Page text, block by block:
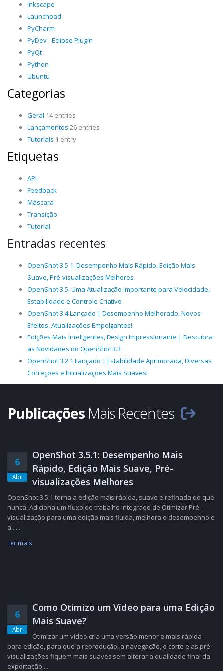
Inkscape
Launchpad
PyCharm
PyDev - Eclipse Plugin
PyQt
Python
Ubuntu
Categorias
Geral 14 entries
Lançamentos 26 entries
Tutoriais 1 entry
Etiquetas
API
Feedback
Máscara
Transição
Tutorial
Entradas recentes
OpenShot 3.5.1: Desempenho Mais Rápido, Edição Mais
Suave, Pré-visualizações Melhores
OpenShot 3.5: Uma Atualização Importante para Velocidade,
Estabilidade e Controle Criativo
OpenShot 3.4 Lançado | Desempenho Melhorado, Novos
Efeitos, Atualizações Empolgantes!
Edições Mais Inteligentes, Design Impressionante | Descubra
as Novidades do OpenShot 3.3
OpenShot 3.2.1 Lançado | Estabilidade Aprimorada, Diversas
Correções e Inicializações Mais Suaves!
Publicações Mais Recentes
6
Abr
OpenShot 3.5.1: Desempenho Mais
Rápido, Edição Mais Suave, Pré-
visualizações Melhores
OpenShot 3.5.1 torna a edição mais rápida, suave e refinada do que
nunca. Adiciona um fluxo de trabalho integrado de Otimizar Pré-
visualização para uma edição mais fluida, melhora o desempenho e
a......
Ler mais
6
Abr
Como Otimizo um Vídeo para uma Edição
Mais Suave?
Otimizar um vídeo cria uma versão menor e mais rápida
para edição, para que a reprodução, a navegação, o corte e as pré-
visualizações fiquem mais suaves sem alterar a qualidade final da
exportação....